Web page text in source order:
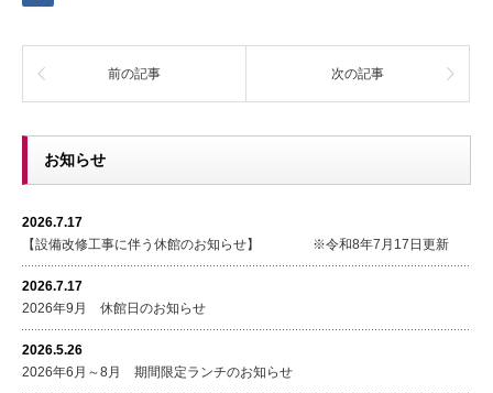
前の記事 次の記事
お知らせ
2026.7.17
【設備改修工事に伴う休館のお知らせ】 ※令和8年7月17日更新
2026.7.17
2026年9月 休館日のお知らせ
2026.5.26
2026年6月～8月 期間限定ランチのお知らせ